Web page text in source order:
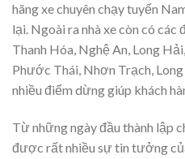
hãng xe chuyên chạy tuyến
lại. Ngoài ra nhà xe còn có
Thanh Hóa, Nghệ An, Long
Phước Thái, Nhơn Trạch,
nhiều điểm dừng giúp khách
Từ những ngày đầu thành lập
được rất nhiều sự tin tưởng